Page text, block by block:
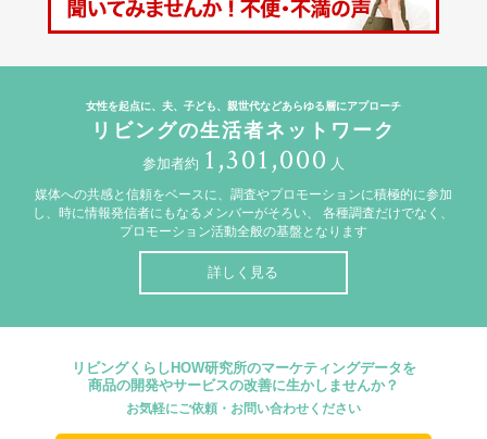
女性を起点に、夫、子ども、親世代などあらゆる層にアプローチ
リビングの生活者ネットワーク
参加者約 1,301,000 人
媒体への共感と信頼をベースに、調査やプロモーションに積極的に参加
し、時に情報発信者にもなるメンバーがそろい、
各種調査だけでなく、
プロモーション活動全般の基盤となります
詳しく見る
リビングくらしHOW研究所のマーケティングデータを
商品の開発やサービスの改善に生かしませんか？
お気軽にご依頼・お問い合わせください